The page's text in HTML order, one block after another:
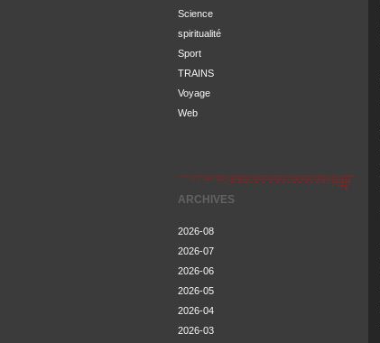
Science
spiritualité
Sport
TRAINS
Voyage
Web
ARCHIVES
2026-08
2026-07
2026-06
2026-05
2026-04
2026-03